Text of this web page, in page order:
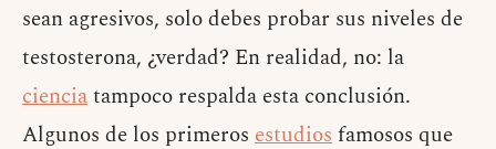
sean agresivos, solo debes probar sus niveles de
testosterona, ¿verdad? En realidad, no: la
cienciatampoco respalda esta conclusión.
Algunos de los primeros estudiosfamosos que